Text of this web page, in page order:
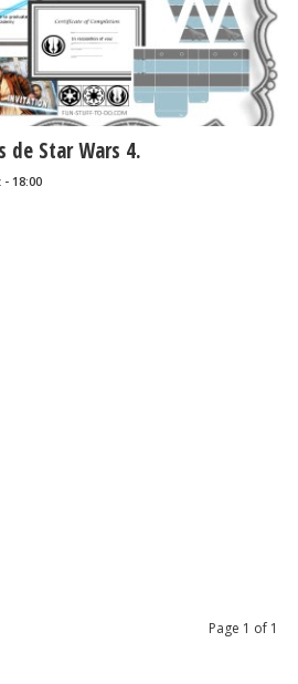
de Star Wars 4.
18:00
Page 1 of 1